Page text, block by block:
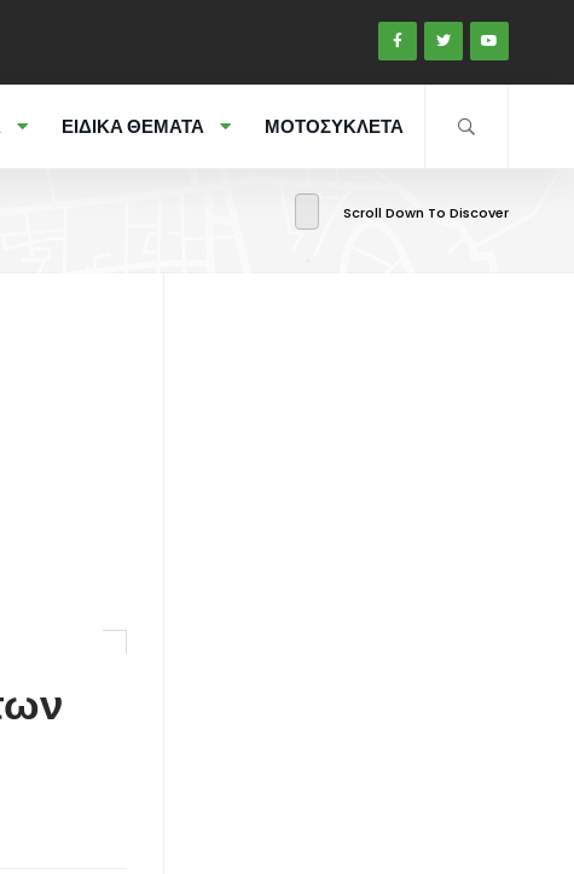
ΕΙΔΙΚΑ ΘΕΜΑΤΑ ΜΟΤΟΣΥΚΛΕΤΑ
Scroll Down To Discover